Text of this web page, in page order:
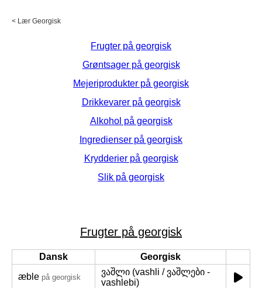
< Lær Georgisk
Frugter på georgisk
Grøntsager på georgisk
Mejeriprodukter på georgisk
Drikkevarer på georgisk
Alkohol på georgisk
Ingredienser på georgisk
Krydderier på georgisk
Slik på georgisk
Frugter på georgisk
Dansk
Georgisk
æble på georgisk
ვაშლი (vashli / ვაშლები -
vashlebi)